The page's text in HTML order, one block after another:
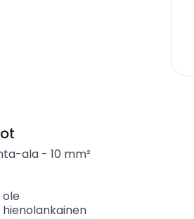
ala- 10 mm²
ole